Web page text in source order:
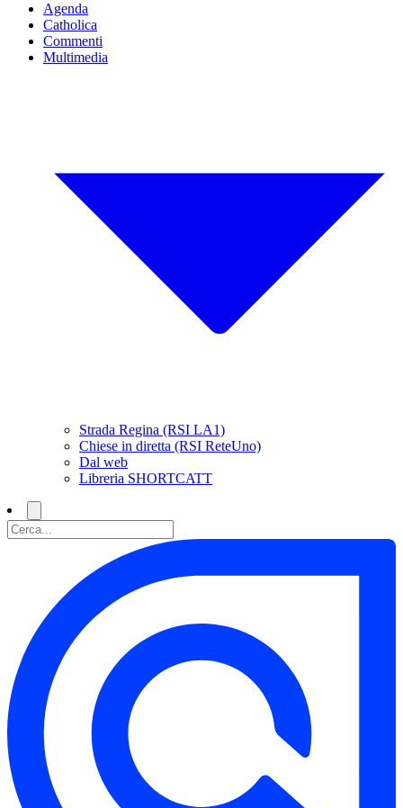
Agenda
Catholica
Commenti
Multimedia
Strada Regina (RSI LA1)
Chiese in diretta (RSI ReteUno)
Dal web
Libreria SHORTCATT